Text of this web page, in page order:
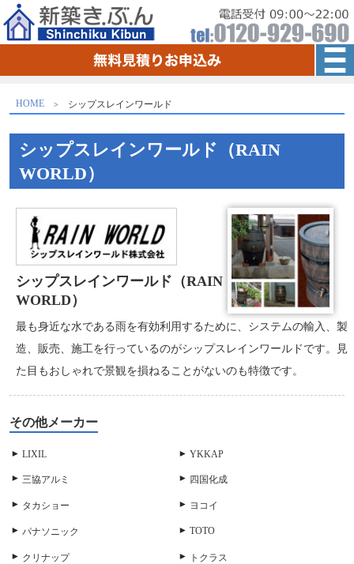
HOME シップスレインワールド
シップスレインワールド（RAIN
WORLD）
シップスレインワールド（RAIN
WORLD）
最も身近な水である雨を有効利用するために、システムの輸入、製
造、販売、施工を行っているのがシップスレインワールドです。見
た目もおしゃれで景観を損ねることがないのも特徴です。
その他メーカー
LIXIL YKKAP
三協アルミ 四国化成
タカショー ヨコイ
パナソニック TOTO
クリナップ トクラス